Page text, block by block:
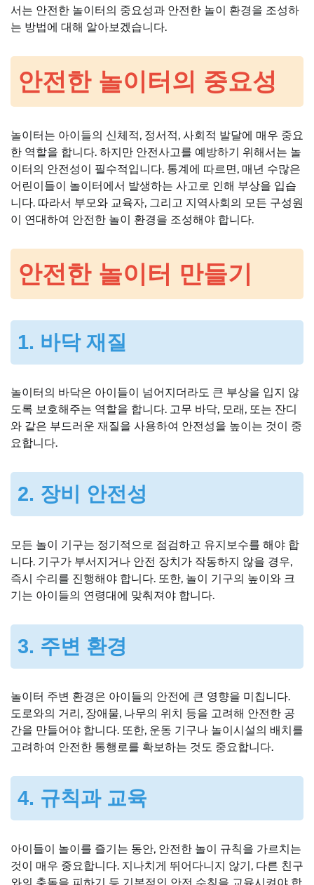
서는 안전한 놀이터의 중요성과 안전한 놀이 환경을 조성하
는 방법에 대해 알아보겠습니다.
안전한 놀이터의 중요성
놀이터는 아이들의 신체적, 정서적, 사회적 발달에 매우 중요
한 역할을 합니다. 하지만 안전사고를 예방하기 위해서는 놀
이터의 안전성이 필수적입니다. 통계에 따르면, 매년 수많은
어린이들이 놀이터에서 발생하는 사고로 인해 부상을 입습
니다. 따라서 부모와 교육자, 그리고 지역사회의 모든 구성원
이 연대하여 안전한 놀이 환경을 조성해야 합니다.
안전한 놀이터 만들기
1. 바닥 재질
놀이터의 바닥은 아이들이 넘어지더라도 큰 부상을 입지 않
도록 보호해주는 역할을 합니다. 고무 바닥, 모래, 또는 잔디
와 같은 부드러운 재질을 사용하여 안전성을 높이는 것이 중
요합니다.
2. 장비 안전성
모든 놀이 기구는 정기적으로 점검하고 유지보수를 해야 합
니다. 기구가 부서지거나 안전 장치가 작동하지 않을 경우,
즉시 수리를 진행해야 합니다. 또한, 놀이 기구의 높이와 크
기는 아이들의 연령대에 맞춰져야 합니다.
3. 주변 환경
놀이터 주변 환경은 아이들의 안전에 큰 영향을 미칩니다.
도로와의 거리, 장애물, 나무의 위치 등을 고려해 안전한 공
간을 만들어야 합니다. 또한, 운동 기구나 놀이시설의 배치를
고려하여 안전한 통행로를 확보하는 것도 중요합니다.
4. 규칙과 교육
아이들이 놀이를 즐기는 동안, 안전한 놀이 규칙을 가르치는
것이 매우 중요합니다. 지나치게 뛰어다니지 않기, 다른 친구